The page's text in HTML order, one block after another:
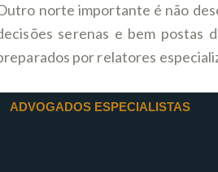
norte importante é não
serenas e bem postas
por relatores
ADVOGADOS ESPECIALISTAS